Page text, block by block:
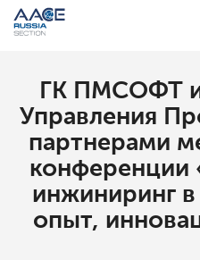
ГК ПМСОФТ и
Управления
партнерами
конференции
инжиниринг
опыт,